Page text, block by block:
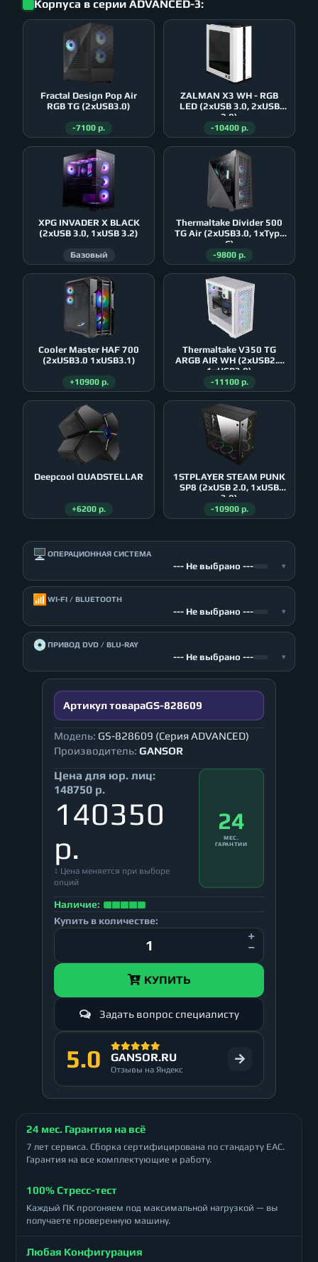
Корпуса в серии ADVANCED-3:
Fractal Design Pop Air
RGB TG (2xUSB3.0)
-7100 р.
ZALMAN X3 WH - RGB
LED (2xUSB 3.0, 2xUSB
2.0)
-10400 р.
XPG INVADER X BLACK
(2xUSB 3.0, 1xUSB 3.2)
Базовый
Thermaltake Divider 500
TG Air (2xUSB3.0, 1xType
C)
-9800 р.
Cooler Master HAF 700
(2xUSB3.0 1xUSB3.1)
+10900 р.
Thermaltake V350 TG
ARGB AIR WH (2xUSB2.0
1xUSB3.0)
-11100 р.
Deepcool QUADSTELLAR
+6200 р.
1STPLAYER STEAM PUNK
SP8 (2xUSB 2.0, 1xUSB
3.0)
-10900 р.
🖥️ ОПЕРАЦИОННАЯ СИСТЕМА
--- Не выбрано --- ▾
📶 WI-FI / BLUETOOTH
--- Не выбрано --- ▾
💿ПРИВОД DVD / BLU-RAY
--- Не выбрано --- ▾
Артикул товараGS-828609
Модель: GS-828609 (Серия ADVANCED)
Производитель: GANSOR
Цена для юр. лиц:
148750 р.
140350
р.
↕ Цена меняется при выборе
опций
24
МЕС.
ГАРАНТИИ
Наличие:
Купить в количестве:
КУПИТЬ
Задать вопрос специалисту
5.0 GANSOR.RU
Отзывы на Яндекс
24 мес. Гарантия на всё
7 лет сервиса. Сборка сертифицирована по стандарту ЕАС.
Гарантия на все комплектующие и работу.
100% Стресс-тест
Каждый ПК прогоняем под максимальной нагрузкой — вы
получаете проверенную машину.
Любая Конфигурация